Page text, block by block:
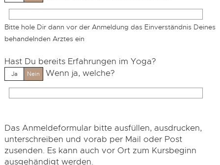
Bitte hole Dir dann vor der Anmeldung das Einverständnis Deines
behandelnden Arztes ein
Hast Du bereits Erfahrungen im Yoga?
Ja Nein Wenn ja, welche?
Das Anmeldeformular bitte ausfüllen, ausdrucken,
unterschreiben und vorab per Mail oder Post
zusenden. Es kann auch vor Ort zum Kursbeginn
ausgehändigt werden.